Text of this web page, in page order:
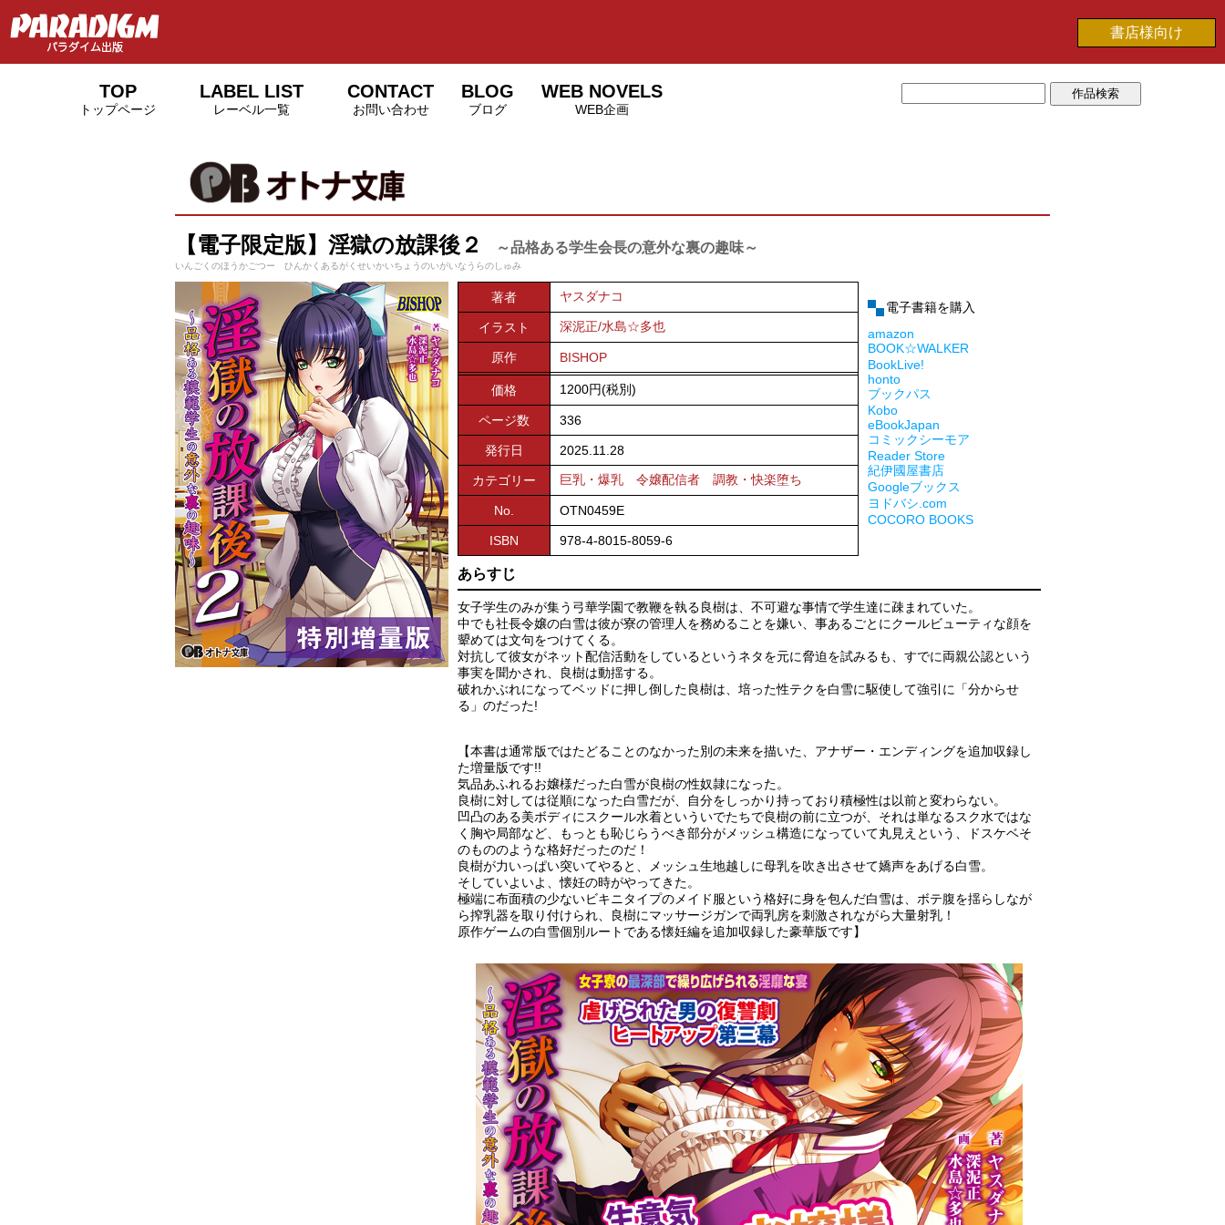
書店様向け
TOP
トップページ
LABEL LIST
レーベル一覧
CONTACT
お問い合わせ
BLOG
ブログ
WEB NOVELS
WEB企画
【電子限定版】淫獄の放課後２ ～品格ある学生会長の意外な裏の趣味～
いんごくのほうかごつー ひんかくあるがくせいかいちょうのいがいなうらのしゅみ
著者 ヤスダナコ
イラスト 深泥正/水島☆多也
原作 BISHOP
価格 1200円(税別)
ページ数 336
発行日 2025.11.28
カテゴリー 巨乳・爆乳 令嬢配信者 調教・快楽堕ち
No. OTN0459E
ISBN 978-4-8015-8059-6
電子書籍を購入
amazon
BOOK☆WALKER
BookLive!
honto
ブックパス
Kobo
eBookJapan
コミックシーモア
Reader Store
紀伊國屋書店
Googleブックス
ヨドバシ.com
COCORO BOOKS
あらすじ
女子学生のみが集う弓華学園で教鞭を執る良樹は、不可避な事情で学生達に疎まれていた。
中でも社長令嬢の白雪は彼が寮の管理人を務めることを嫌い、事あるごとにクールビューティな顔を
顰めては文句をつけてくる。
対抗して彼女がネット配信活動をしているというネタを元に脅迫を試みるも、すでに両親公認という
事実を聞かされ、良樹は動揺する。
破れかぶれになってベッドに押し倒した良樹は、培った性テクを白雪に駆使して強引に「分からせ
る」のだった!
【本書は通常版ではたどることのなかった別の未来を描いた、アナザー・エンディングを追加収録し
た増量版です!!
気品あふれるお嬢様だった白雪が良樹の性奴隷になった。
良樹に対しては従順になった白雪だが、自分をしっかり持っており積極性は以前と変わらない。
凹凸のある美ボディにスクール水着といういでたちで良樹の前に立つが、それは単なるスク水ではな
く胸や局部など、もっとも恥じらうべき部分がメッシュ構造になっていて丸見えという、ドスケベそ
のもののような格好だったのだ！
良樹が力いっぱい突いてやると、メッシュ生地越しに母乳を吹き出させて嬌声をあげる白雪。
そしていよいよ、懐妊の時がやってきた。
極端に布面積の少ないビキニタイプのメイド服という格好に身を包んだ白雪は、ボテ腹を揺らしなが
ら搾乳器を取り付けられ、良樹にマッサージガンで両乳房を刺激されながら大量射乳！
原作ゲームの白雪個別ルートである懐妊編を追加収録した豪華版です】